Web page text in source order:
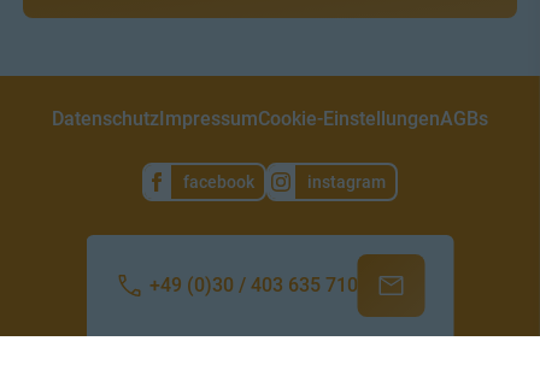
+49 (0)30 / 403 635 710
DatenschutzImpressumCookie-EinstellungenAGBs
facebook instagram